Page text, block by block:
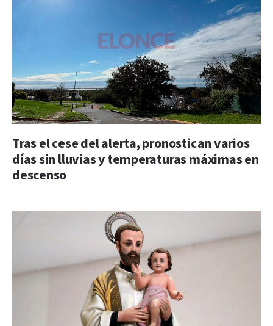
Tras el cese del alerta, pronostican varios
días sin lluvias y temperaturas máximas en
descenso